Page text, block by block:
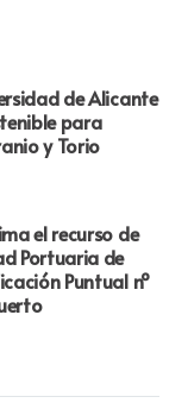
de Alicante
para
y Torio
el recurso de
Portuaria de
Puntual nº